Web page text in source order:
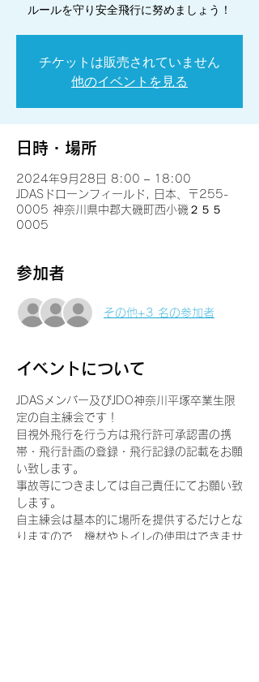
ルールを守り安全飛行に努めましょう！
チケットは販売されていません
他のイベントを見る
日時・場所
2024年9月28日 8:00 – 18:00
JDASドローンフィールド, 日本、〒255-
0005 神奈川県中郡大磯町西小磯２５５
0005
参加者
その他+3 名の参加者
イベントについて
JDASメンバー及びJDO神奈川平塚卒業生限
定の自主練会です！
目視外飛行を行う方は飛行許可承認書の携
帯・飛行計画の登録・飛行記録の記載をお願
い致します。
事故等につきましては自己責任にてお願い致
します。
自主練会は基本的に場所を提供するだけとな
りますので、機材やトイレの使用はできませ